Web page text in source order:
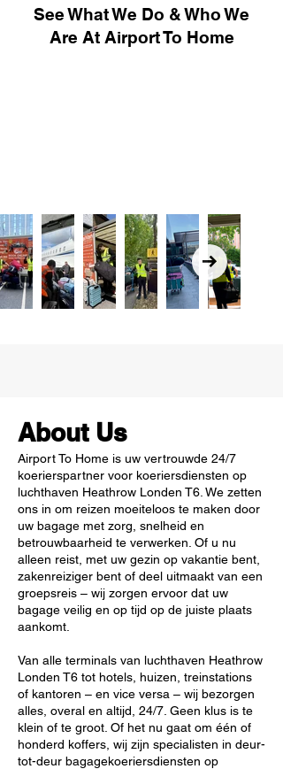
See What We Do & Who We
Are At Airport To Home
About Us
Airport To Home is uw vertrouwde 24/7
koerierspartner voor koeriersdiensten op
luchthaven Heathrow Londen T6. We zetten
ons in om reizen moeiteloos te maken door
uw bagage met zorg, snelheid en
betrouwbaarheid te verwerken. Of u nu
alleen reist, met uw gezin op vakantie bent,
zakenreiziger bent of deel uitmaakt van een
groepsreis – wij zorgen ervoor dat uw
bagage veilig en op tijd op de juiste plaats
aankomt.
Van alle terminals van luchthaven Heathrow
Londen T6 tot hotels, huizen, treinstations
of kantoren – en vice versa – wij bezorgen
alles, overal en altijd, 24/7. Geen klus is te
klein of te groot. Of het nu gaat om één of
honderd koffers, wij zijn specialisten in deur-
tot-deur bagagekoeriersdiensten op